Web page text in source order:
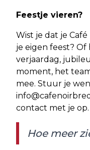
Feestje vieren?
Wist je dat je
je eigen feest?
verjaardag,
moment, het
mee. Stuur je
contact met je op.
Hoe meer